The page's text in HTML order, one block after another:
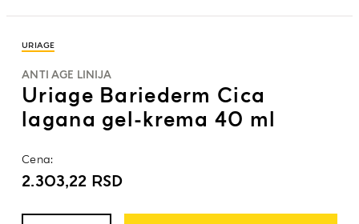
URIAGE
ANTI AGE LINIJA
Uriage Bariederm Cica
lagana gel-krema 40 ml
Cena:
2.303,22 RSD